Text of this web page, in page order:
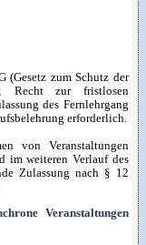
(Gesetz zum Schutz der
Recht zur fristlosen
des Fernlehrgang
erforderlich.
von Veranstaltungen
im weiteren Verlauf des
Zulassung nach § 12
Veranstaltungen